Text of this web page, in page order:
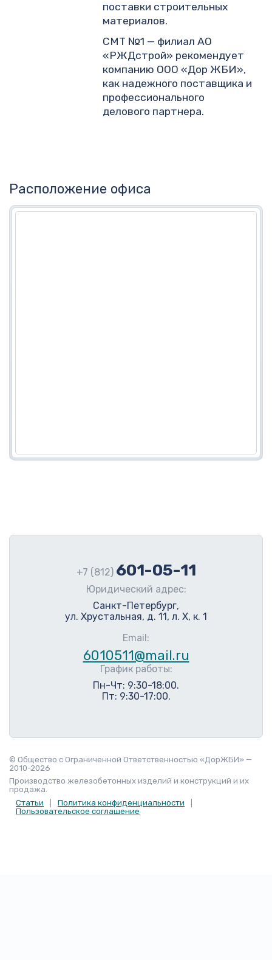
поставки строительных
материалов.
СМТ №1 — филиал АО
«РЖДстрой» рекомендует
компанию ООО «Дор ЖБИ»,
как надежного поставщика и
профессионального
делового партнера.
Расположение офиса
+7 (812) 601-05-11
Юридический адрес:
Санкт-Петербург,
ул. Хрустальная, д. 11, л. Х, к. 1
Email:
6010511@mail.ru
График работы:
Пн-Чт: 9:30-18:00.
Пт: 9:30-17:00.
© Общество с Ограниченной Ответственностью «ДорЖБИ» —
2010-2026
Производство железобетонных изделий и конструкций и их
продажа.
Статьи
Политика конфиденциальности
Пользовательское соглашение